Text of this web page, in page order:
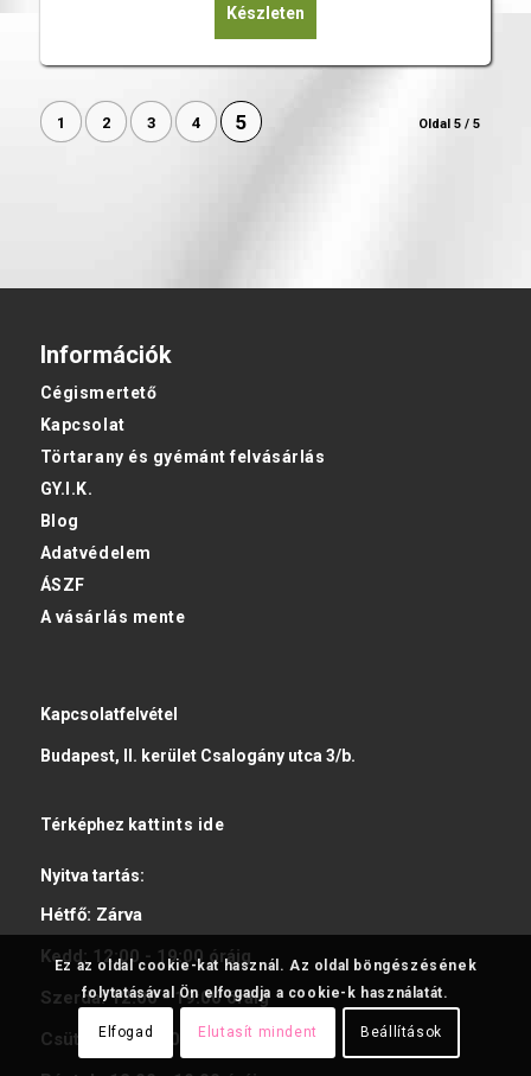
Készleten
Oldal 5 / 5
1 2 3 4 5
Információk
Cégismertető
Kapcsolat
Törtarany és gyémánt felvásárlás
GY.I.K.
Blog
Adatvédelem
ÁSZF
A vásárlás mente
Kapcsolatfelvétel
Budapest, II. kerület Csalogány utca 3/b.
Térképhez kattints ide
Nyitva tartás:
Hétfő: Zárva
Kedd: 12:00 - 19:00 óráig
Szerda: 12:00 - 19:00óráig
Csütörtök: 12:00 - 19:00óráig
Ez az oldal cookie-kat használ. Az oldal böngészésének
folytatásával Ön elfogadja a cookie-k használatát.
Elfogad Elutasít mindent Beállítások